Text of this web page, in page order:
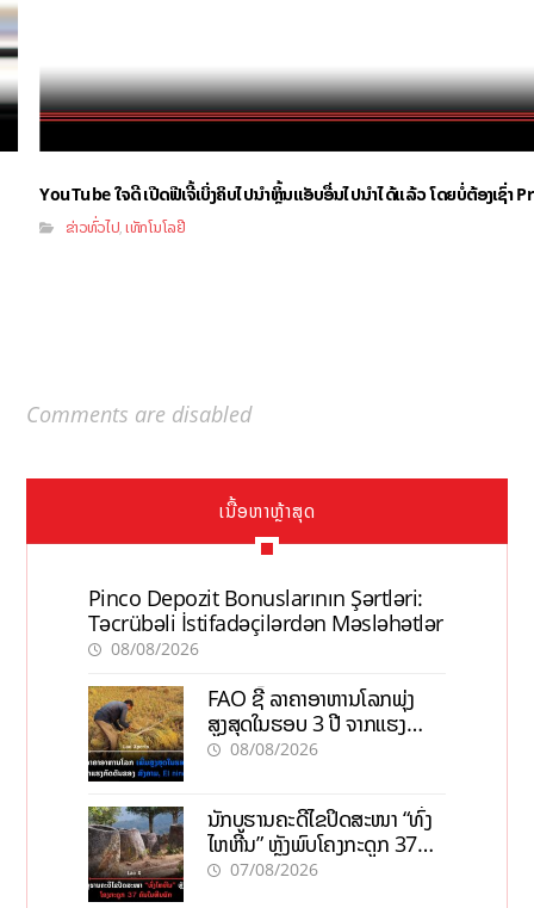
YouTube ໃຈດີ ເປີດຟີເຈີ້ເບິ່ງຄິບໄປນຳຫຼິ້ນແອັບອື່ນໄປນຳໄດ້ແລ້ວ ໂດຍບໍ່ຕ້ອງເຊົ່າ
ຂ່າວທົ່ວໄປ,ເທັກໂນໂລຢີ
Comments are disabled
ເນື້ອຫາຫຼ້າສຸດ
Pinco Depozit Bonuslarının Şərtləri:
Təcrübəli İstifadəçilərdən Məsləhətlər
08/08/2026
FAO ຊີ້ ລາຄາອາຫານໂລກພຸ່ງ
ສູງສຸດໃນຮອບ 3 ປີ ຈາກແຮງ
ກົດດັນຂອງສົງຄາມ, El nino
08/08/2026
ນັກບູຮານຄະດີໄຂປິດສະໜາ “ທົ່ງ
ໄຫຫີນ” ຫຼັງພົບໂຄງກະດູກ 37
ຄົນໃນຫີນຍັກ
07/08/2026